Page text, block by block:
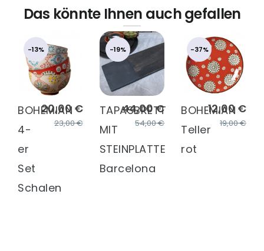
Das könnte Ihnen auch gefallen
-13%
20,00 €
23,00 €
BOHEMIAN
4-
er
Set
Schalen
-19%
44,00 €
54,00 €
TAPASBRETT
MIT
STEINPLATTE
Barcelona
-37%
12,00 €
19,00 €
BOHEMIAN
Teller
rot